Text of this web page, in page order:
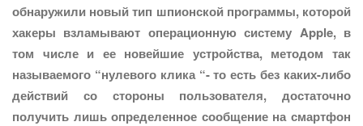
обнаружили новый тип шпионской программы, которой
хакеры взламывают операционную систему Apple, в
том числе и ее новейшие устройства, методом так
называемого “нулевого клика “- то есть без каких-либо
действий со стороны пользователя, достаточно
получить лишь определенное сообщение на смартфон